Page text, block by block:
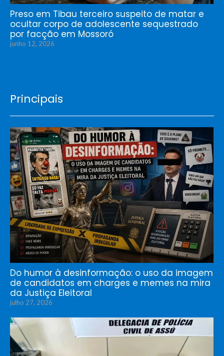
Preso em Tibau terceiro suspeito de matar e
ocultar corpo de adolescente sequestrado
por facção em Mossoró
junho 12, 2026
Principais
Do humor à desinformação: o uso da imagem
de candidatos em charges e memes na mira
da Justiça Eleitoral
julho 27, 2026